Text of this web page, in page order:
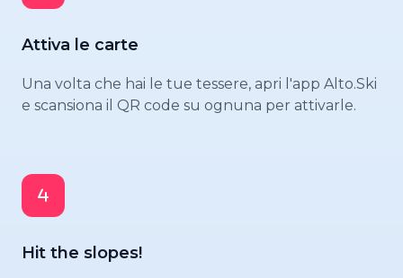
Attiva le carte
Una volta che hai le tue tessere, apri l'app Alto.Ski
e scansiona il QR code su ognuna per attivarle.
Hit the slopes!